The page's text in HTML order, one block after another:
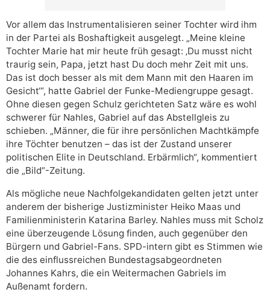
Vor allem das Instrumentalisieren seiner Tochter wird ihm
in der Partei als Boshaftigkeit ausgelegt. „Meine kleine
Tochter Marie hat mir heute früh gesagt: ‚Du musst nicht
traurig sein, Papa, jetzt hast Du doch mehr Zeit mit uns.
Das ist doch besser als mit dem Mann mit den Haaren im
Gesicht‘“, hatte Gabriel der Funke-Mediengruppe gesagt.
Ohne diesen gegen Schulz gerichteten Satz wäre es wohl
schwerer für Nahles, Gabriel auf das Abstellgleis zu
schieben. „Männer, die für ihre persönlichen Machtkämpfe
ihre Töchter benutzen – das ist der Zustand unserer
politischen Elite in Deutschland. Erbärmlich“, kommentiert
die „Bild“-Zeitung.
Als mögliche neue Nachfolgekandidaten gelten jetzt unter
anderem der bisherige Justizminister Heiko Maas und
Familienministerin Katarina Barley. Nahles muss mit Scholz
eine überzeugende Lösung finden, auch gegenüber den
Bürgern und Gabriel-Fans. SPD-intern gibt es Stimmen wie
die des einflussreichen Bundestagsabgeordneten
Johannes Kahrs, die ein Weitermachen Gabriels im
Außenamt fordern.